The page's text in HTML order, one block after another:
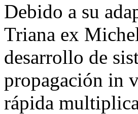
Debido a su
Triana ex
desarrollo de
propagación in
rápida